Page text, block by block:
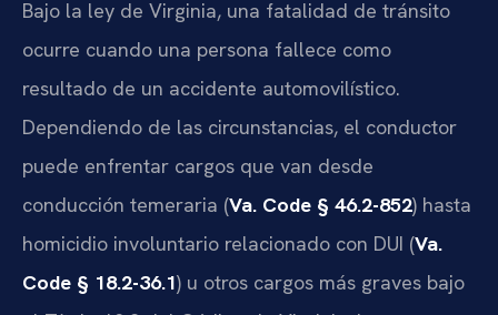
Bajo la ley de Virginia, una fatalidad de tránsito
ocurre cuando una persona fallece como
resultado de un accidente automovilístico.
Dependiendo de las circunstancias, el conductor
puede enfrentar cargos que van desde
conducción temeraria (Va. Code § 46.2-852) hasta
homicidio involuntario relacionado con DUI (Va.
Code § 18.2-36.1) u otros cargos más graves bajo